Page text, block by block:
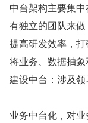
中台架构主要集中
有独立的团队来
提高研发效率，打
将业务、数据抽象
建设中台：涉及领
业务中台化，对